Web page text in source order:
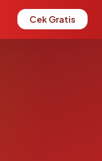
Cek Gratis